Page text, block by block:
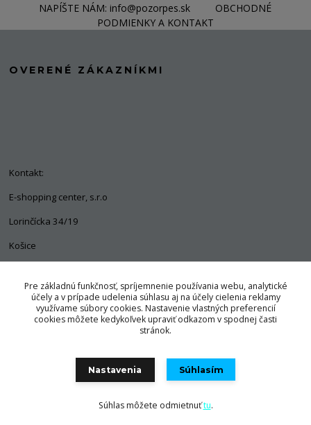
NAPÍŠTE NÁM: info@pozorpes.sk
OBCHODNÉ
PODMIENKY A KONTAKT
OVERENÉ ZÁKAZNÍKMI
Kontakt:
E-shopping center, s.r.o
Lorinčícka 34/19
Košice
+421 903 563 637
info@pozorpes.sk
Vytvorené na
Eshop-rychlo.sk
Pre základnú funkčnosť, spríjemnenie používania webu, analytické
účely a v prípade udelenia súhlasu aj na účely cielenia reklamy
využívame súbory cookies. Nastavenie vlastných preferencií
cookies môžete kedykoľvek upraviť odkazom v spodnej časti
stránok.
Nastavenia Súhlasím
Súhlas môžete odmietnuťtu.